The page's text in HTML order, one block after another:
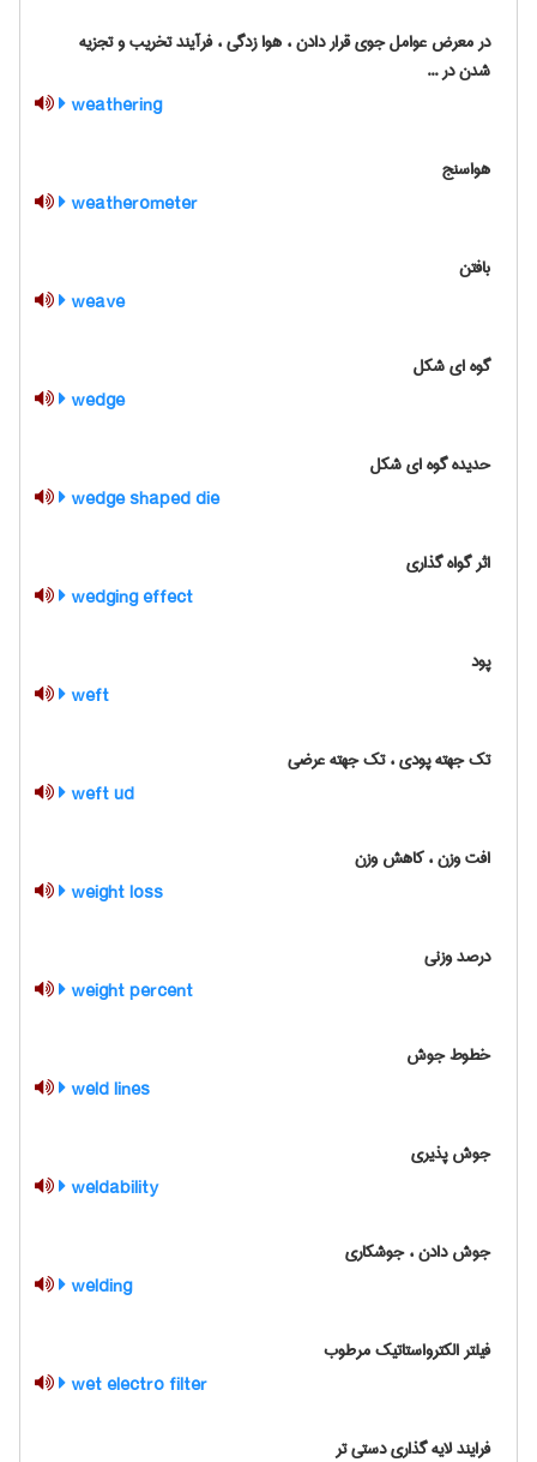
در معرض عوامل جوی قرار دادن ، هوا زدگی ، فرآیند تخریب و تجزیه
شدن در ...
weathering
هواسنج
weatherometer
بافتن
weave
گوه ای شکل
wedge
حدیده گوه ای شکل
wedge shaped die
اثر گواه گذاری
wedging effect
پود
weft
تک جهته پودی ، تک جهته عرضی
weft ud
افت وزن ، کاهش وزن
weight loss
درصد وزنی
weight percent
خطوط جوش
weld lines
جوش پذیری
weldability
جوش دادن ، جوشکاری
welding
فیلتر الکترواستاتیک مرطوب
wet electro filter
فرایند لایه گذاری دستی تر